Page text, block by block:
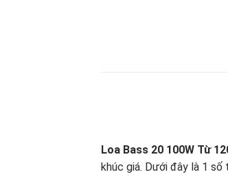
Loa Bass 20 100W Từ
khúc giá. Dưới đây là 1